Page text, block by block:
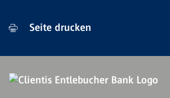
Seite drucken